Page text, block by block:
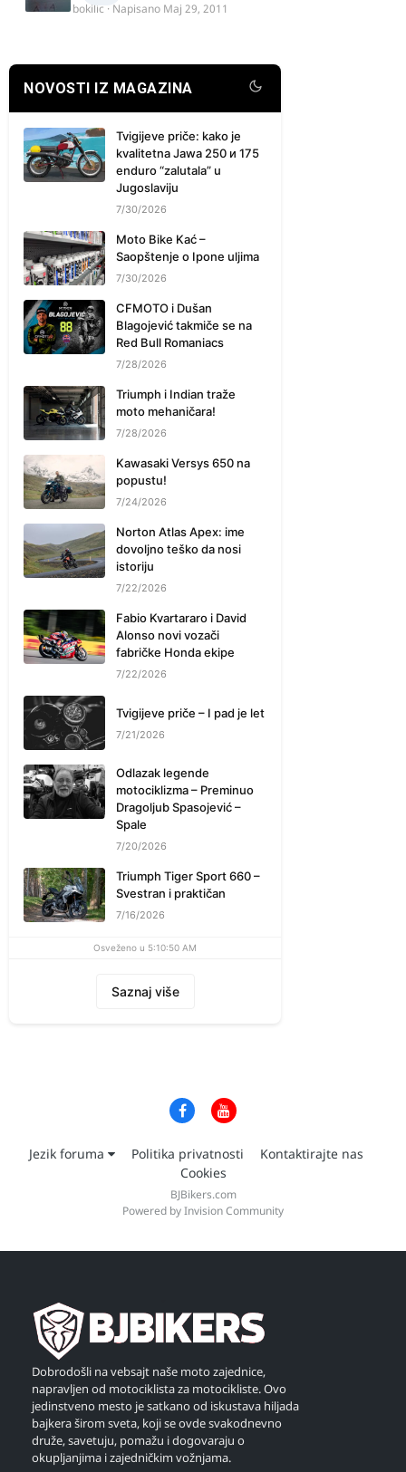
bokilic · Napisano Maj 29, 2011
NOVOSTI IZ MAGAZINA
Tvigijeve priče: kako je
kvalitetna Jawa 250 и 175
enduro “zalutala” u
Jugoslaviju
7/30/2026
Moto Bike Kać –
Saopštenje o Ipone uljima
7/30/2026
CFMOTO i Dušan
Blagojević takmiče se na
Red Bull Romaniacs
7/28/2026
Triumph i Indian traže
moto mehaničara!
7/28/2026
Kawasaki Versys 650 na
popustu!
7/24/2026
Norton Atlas Apex: ime
dovoljno teško da nosi
istoriju
7/22/2026
Fabio Kvartararo i David
Alonso novi vozači
fabričke Honda ekipe
7/22/2026
Tvigijeve priče – I pad je let
7/21/2026
Odlazak legende
motociklizma – Preminuo
Dragoljub Spasojević –
Spale
7/20/2026
Triumph Tiger Sport 660 –
Svestran i praktičan
7/16/2026
Osveženo u 5:10:50 AM
Saznaj više
Jezik foruma Politika privatnosti
Kontaktirajte nas
Cookies
BJBikers.com
Powered by Invision Community
Dobrodošli na vebsajt naše moto zajednice,
napravljen od motociklista za motocikliste. Ovo
jedinstveno mesto je satkano od iskustava hiljada
bajkera širom sveta, koji se ovde svakodnevno
druže, savetuju, pomažu i dogovaraju o
okupljanjima i zajedničkim vožnjama.